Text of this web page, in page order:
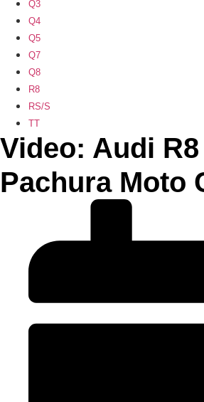
Q3
Q4
Q5
Q7
Q8
R8
RS/S
TT
Video: Audi
Pachura Moto